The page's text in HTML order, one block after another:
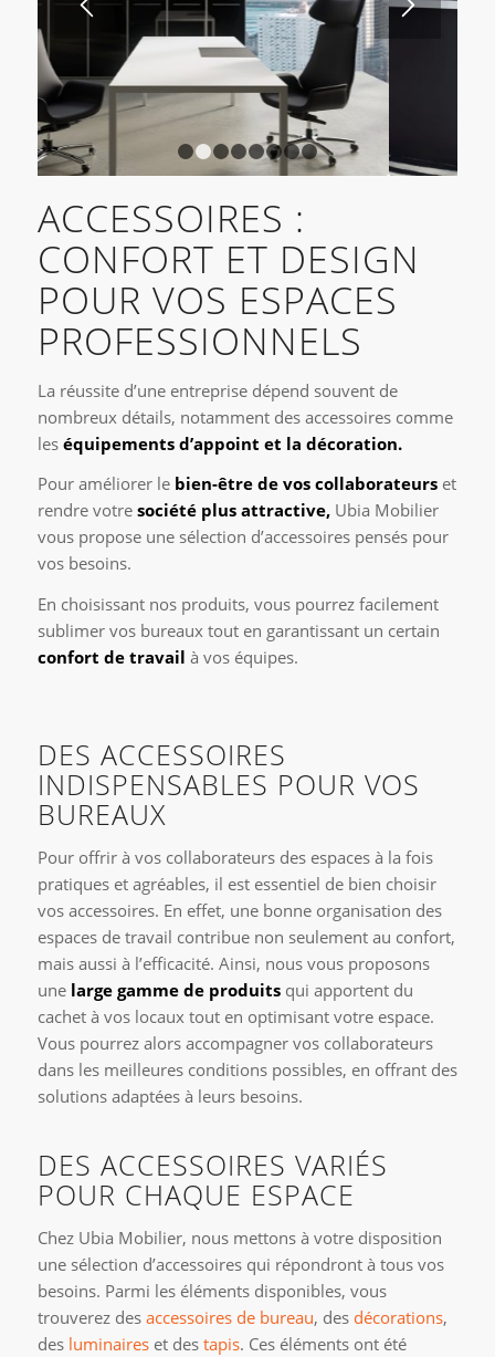
1 2 3 4 6 7 8
ACCESSOIRES :
CONFORT ET DESIGN
POUR VOS ESPACES
PROFESSIONNELS
La réussite d’une entreprise dépend souvent de
nombreux détails, notamment des accessoires comme
leséquipements d’appoint et la décoration.
Pour améliorer le bien-être de vos collaborateurset
rendre votresociété plus attractive,Ubia Mobilier
vous propose une sélection d’accessoires pensés pour
vos besoins.
En choisissant nos produits, vous pourrez facilement
sublimer vos bureaux tout en garantissant un certain
confort de travail à vos équipes.
DES ACCESSOIRES
INDISPENSABLES POUR VOS
BUREAUX
Pour offrir à vos collaborateurs des espaces à la fois
pratiques et agréables, il est essentiel de bien choisir
vos accessoires. En effet, une bonne organisation des
espaces de travail contribue non seulement au confort,
mais aussi à l’efficacité. Ainsi, nous vous proposons
une large gamme de produitsqui apportent du
cachet à vos locaux tout en optimisant votre espace.
Vous pourrez alors accompagner vos collaborateurs
dans les meilleures conditions possibles, en offrant des
solutions adaptées à leurs besoins.
DES ACCESSOIRES VARIÉS
POUR CHAQUE ESPACE
Chez Ubia Mobilier, nous mettons à votre disposition
une sélection d’accessoires qui répondront à tous vos
besoins. Parmi les éléments disponibles, vous
trouverez des accessoires de bureau, des décorations,
des luminaireset des tapis. Ces éléments ont été